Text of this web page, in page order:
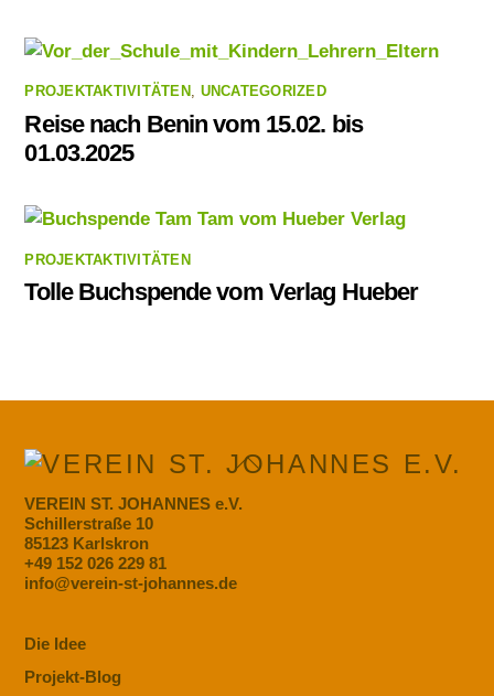
PROJEKTAKTIVITÄTEN , UNCATEGORIZED
Reise nach Benin vom 15.02. bis
01.03.2025
PROJEKTAKTIVITÄTEN
Tolle Buchspende vom Verlag Hueber
Back
To
VEREIN ST. JOHANNES e.V.
Schillerstraße 10
85123 Karlskron
+49 152 026 229 81
info@verein-st-johannes.de
Die Idee
Projekt-Blog